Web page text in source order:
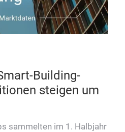
Building-
steigen um
sammelten im 1. Halbjahr